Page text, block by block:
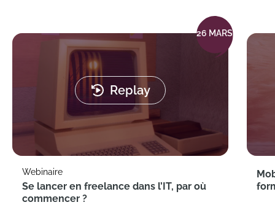
26 MARS
Replay
Webinaire
Se lancer en freelance dans l’IT, par où
commencer ?